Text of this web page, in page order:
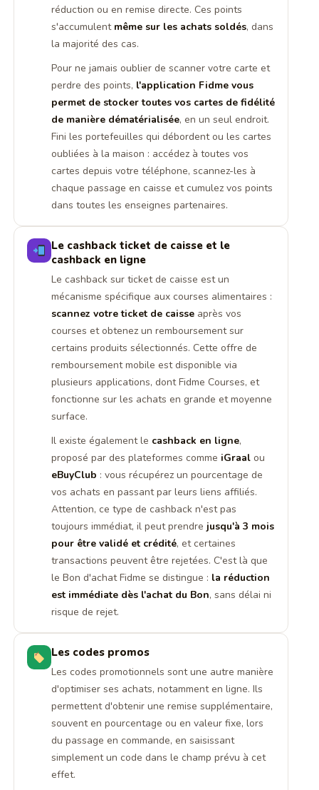
réduction ou en remise directe. Ces points
s'accumulent même sur les achats soldés, dans
la majorité des cas.
Pour ne jamais oublier de scanner votre carte et
perdre des points, l'application Fidme vous
permet de stocker toutes vos cartes de fidélité
de manière dématérialisée, en un seul endroit.
Fini les portefeuilles qui débordent ou les cartes
oubliées à la maison : accédez à toutes vos
cartes depuis votre téléphone, scannez-les à
chaque passage en caisse et cumulez vos points
dans toutes les enseignes partenaires.
Le cashback ticket de caisse et le
cashback en ligne
Le cashback sur ticket de caisse est un
mécanisme spécifique aux courses alimentaires :
scannez votre ticket de caisseaprès vos
courses et obtenez un remboursement sur
certains produits sélectionnés. Cette offre de
remboursement mobile est disponible via
plusieurs applications, dont Fidme Courses, et
fonctionne sur les achats en grande et moyenne
surface.
Il existe également le cashback en ligne,
proposé par des plateformes comme iGraalou
eBuyClub : vous récupérez un pourcentage de
vos achats en passant par leurs liens affiliés.
Attention, ce type de cashback n'est pas
toujours immédiat, il peut prendre jusqu'à 3 mois
pour être validé et crédité, et certaines
transactions peuvent être rejetées. C'est là que
le Bon d'achat Fidme se distingue : la réduction
est immédiate dès l'achat du Bon, sans délai ni
risque de rejet.
Les codes promos
Les codes promotionnels sont une autre manière
d'optimiser ses achats, notamment en ligne. Ils
permettent d'obtenir une remise supplémentaire,
souvent en pourcentage ou en valeur fixe, lors
du passage en commande, en saisissant
simplement un code dans le champ prévu à cet
effet.